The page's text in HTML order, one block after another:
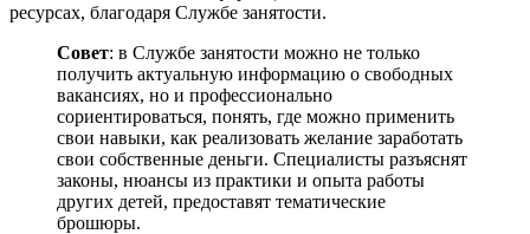
ресурсах, благодаря Службе занятости.
Совет: в Службе занятости можно не только
получить актуальную информацию о свободных
вакансиях, но и профессионально
сориентироваться, понять, где можно применить
свои навыки, как реализовать желание заработать
свои собственные деньги. Специалисты разъяснят
законы, нюансы из практики и опыта работы
других детей, предоставят тематические
брошюры.